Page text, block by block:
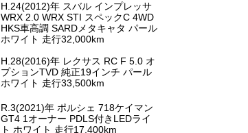
H.24(2012)年 スバル インプレッサ
WRX 2.0 WRX STI スペックC 4WD
HKS車高調 SARDメタキャタ パール
ホワイト 走行32,000km
H.28(2016)年 レクサス RC F 5.0 オ
プションTVD 純正19インチ パール
ホワイト 走行33,500km
R.3(2021)年 ポルシェ 718ケイマン
GT4 1オーナー PDLS付きLEDライ
ト ホワイト 走行17,400km